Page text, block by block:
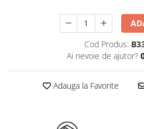
Cod Produs:
Ai nevoie de ajutor?
Adauga la Favorite